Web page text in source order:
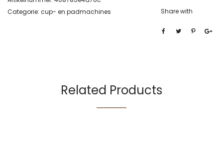
Categorie: cup- en padmachines Share with
Related Products